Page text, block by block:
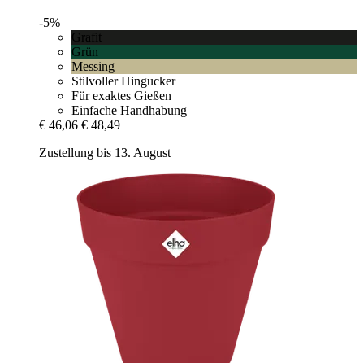
-5%
Grafit
Grün
Messing
Stilvoller Hingucker
Für exaktes Gießen
Einfache Handhabung
€ 46,06 € 48,49
Zustellung bis 13. August